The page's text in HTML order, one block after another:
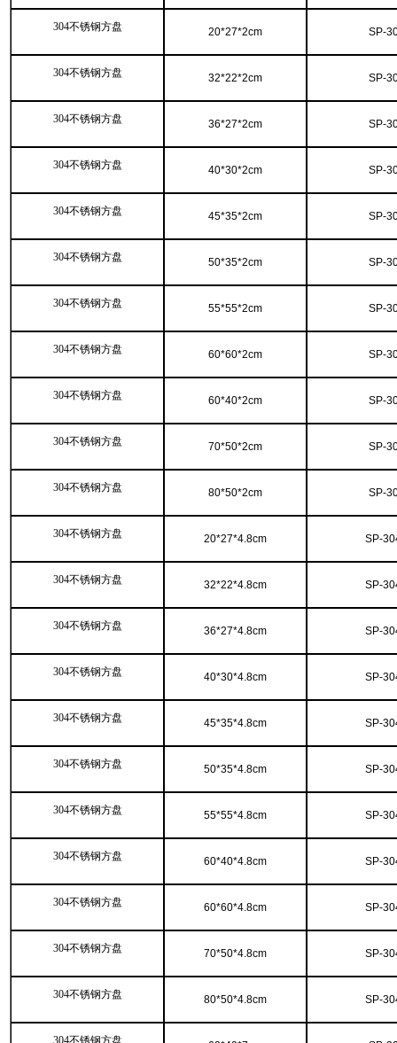
304不锈钢方盘 20*27*2cm SP-
304不锈钢方盘 32*22*2cm SP-
304不锈钢方盘 36*27*2cm SP-
304不锈钢方盘 40*30*2cm SP-
304不锈钢方盘 45*35*2cm SP-
304不锈钢方盘 50*35*2cm SP-
304不锈钢方盘 55*55*2cm SP-
304不锈钢方盘 60*60*2cm SP-
304不锈钢方盘 60*40*2cm SP-
304不锈钢方盘 70*50*2cm SP-
304不锈钢方盘 80*50*2cm SP-
304不锈钢方盘 20*27*4.8cm SP-
304不锈钢方盘 32*22*4.8cm SP-
304不锈钢方盘 36*27*4.8cm SP-
304不锈钢方盘 40*30*4.8cm SP-
304不锈钢方盘 45*35*4.8cm SP-
304不锈钢方盘 50*35*4.8cm SP-
304不锈钢方盘 55*55*4.8cm SP-
304不锈钢方盘 60*40*4.8cm SP-
304不锈钢方盘 60*60*4.8cm SP-
304不锈钢方盘 70*50*4.8cm SP-
304不锈钢方盘 80*50*4.8cm SP-
304不锈钢方盘